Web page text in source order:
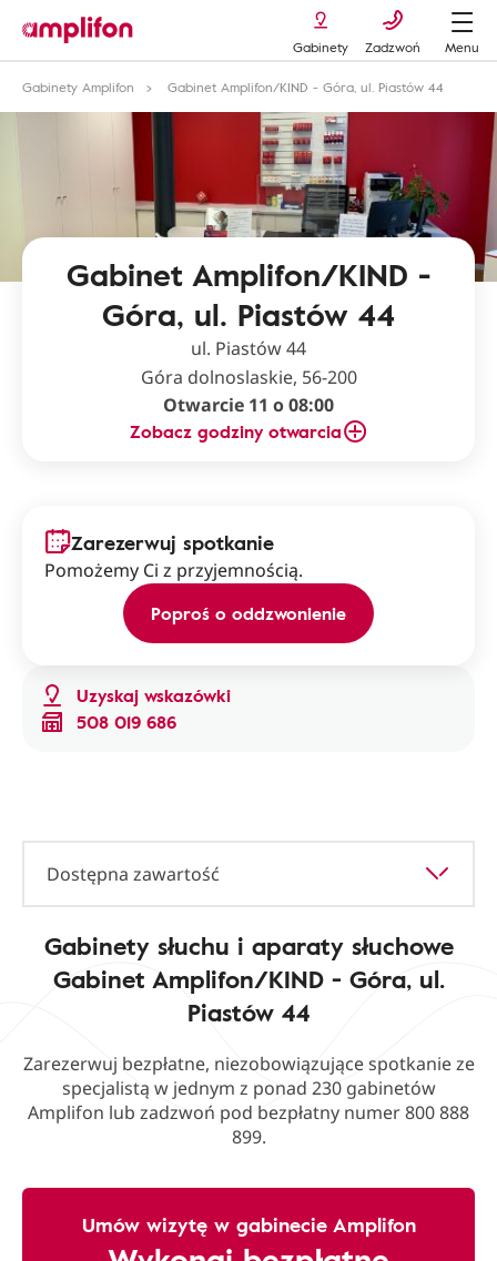
Gabinety Zadzwoń
Menu
Gabinety Amplifon
Gabinet Amplifon/KIND - Góra, ul. Piastów 44
Gabinet Amplifon/KIND -
Góra, ul. Piastów 44
ul. Piastów 44
Góra dolnoslaskie, 56-200
Otwarcie 11 o 08:00
Zobacz godziny otwarcia
Uzyskaj wskazówki
508 019 686
Zarezerwuj spotkanie
Pomożemy Ci z przyjemnością.
Poproś o oddzwonienie
Dostępna zawartość
Gabinety słuchu i aparaty słuchowe
Gabinet Amplifon/KIND - Góra, ul.
Piastów 44
Zarezerwuj bezpłatne, niezobowiązujące spotkanie ze
specjalistą w jednym z ponad 230 gabinetów
Amplifon lub zadzwoń pod bezpłatny numer 800 888
899.
Umów wizytę w gabinecie Amplifon